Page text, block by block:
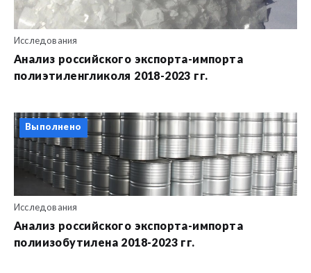
Исследования
Анализ российского экспорта-импорта
полиэтиленгликоля 2018-2023 гг.
Выполнено
Исследования
Анализ российского экспорта-импорта
полиизобутилена 2018-2023 гг.